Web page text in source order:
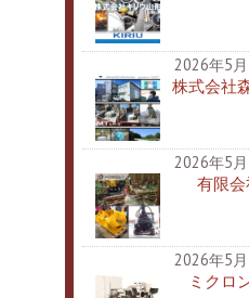
2026年5
株式会社
2026年5
有限会
2026年5
ミクロ